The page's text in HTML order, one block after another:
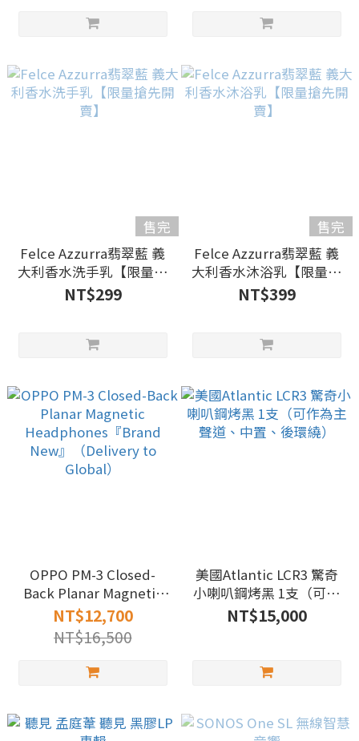
售完
Felce Azzurra翡翠藍 義
大利香水洗手乳【限量搶
先開賣】
NT$299
售完
Felce Azzurra翡翠藍 義
大利香水沐浴乳【限量搶
先開賣】
NT$399
OPPO PM-3 Closed-
Back Planar Magnetic
Headphones『Brand
New』（Delivery to
Global）
NT$12,700
NT$16,500
美國Atlantic LCR3 驚奇
小喇叭鋼烤黑 1支（可作
為主聲道、中置、後環
繞）
NT$15,000